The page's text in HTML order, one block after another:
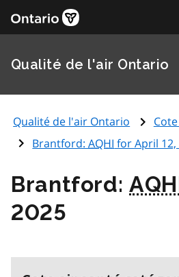
Qualité de l'air Ontario
Qualité de l'air Ontario
Brantford:AQHI for April 12,
Brantford:
2025